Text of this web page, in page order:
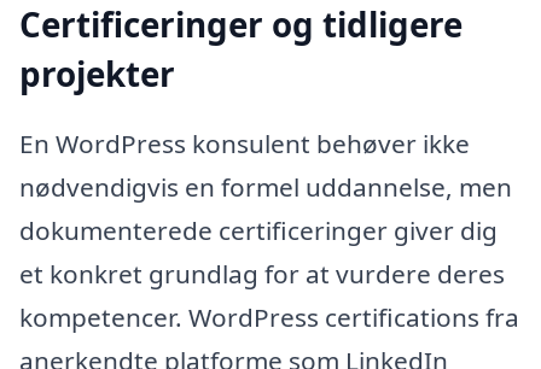
Certificeringer og tidligere
projekter
En WordPress konsulent behøver ikke
nødvendigvis en formel uddannelse, men
dokumenterede certificeringer giver dig
et konkret grundlag for at vurdere deres
kompetencer. WordPress certifications fra
anerkendte platforme som LinkedIn